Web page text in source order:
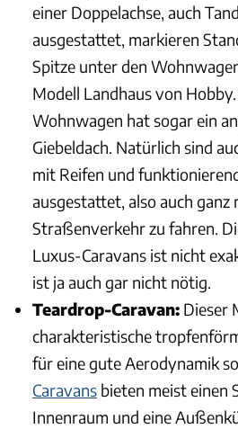
einer Doppelachse, auch
ausgestattet, markieren
Spitze unter den
Modell Landhaus von
Wohnwagen hat sogar ein
Giebeldach. Natürlich sind
mit Reifen und
ausgestattet, also auch ganz
Straßenverkehr zu fahren.
Luxus-Caravans ist nicht
ist ja auch gar nicht nötig.
Teardrop-Caravan: Dieser
charakteristische
für eine gute Aerodynamik
Caravans bieten meist einen
Innenraum und eine